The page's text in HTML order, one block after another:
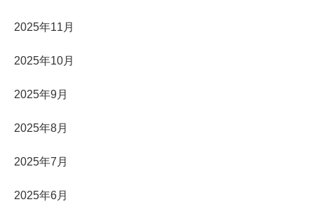
2025年11月
2025年10月
2025年9月
2025年8月
2025年7月
2025年6月